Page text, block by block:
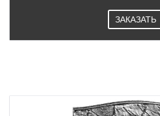
ЗАКАЗАТЬ